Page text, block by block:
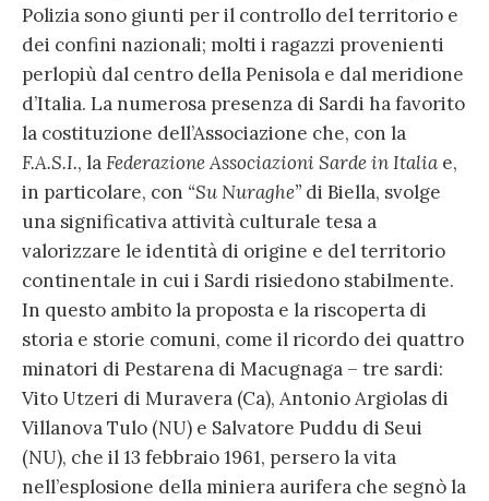
Polizia sono giunti per il controllo del territorio e
dei confini nazionali; molti i ragazzi provenienti
perlopiù dal centro della Penisola e dal meridione
d’Italia. La numerosa presenza di Sardi ha favorito
la costituzione dell’Associazione che, con la
F.A.S.I., laFederazione Associazioni Sarde in Italia e,
in particolare, con “Su Nuraghe” di Biella, svolge
una significativa attività culturale tesa a
valorizzare le identità di origine e del territorio
continentale in cui i Sardi risiedono stabilmente.
In questo ambito la proposta e la riscoperta di
storia e storie comuni, come il ricordo dei quattro
minatori di Pestarena di Macugnaga – tre sardi:
Vito Utzeri di Muravera (Ca), Antonio Argiolas di
Villanova Tulo (NU) e Salvatore Puddu di Seui
(NU), che il 13 febbraio 1961, persero la vita
nell’esplosione della miniera aurifera che segnò la